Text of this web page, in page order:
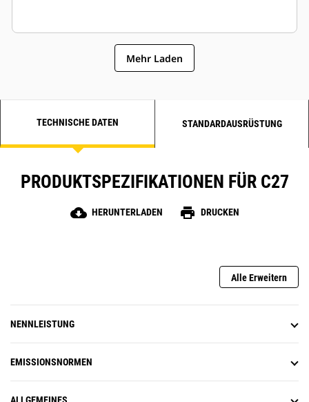
Mehr Laden
TECHNISCHE DATEN STANDARDAUSRÜSTUNG
PRODUKTSPEZIFIKATIONEN FÜR C27
cloud_download HERUNTERLADEN print DRUCKEN
Alle Erweitern
NENNLEISTUNG
EMISSIONSNORMEN